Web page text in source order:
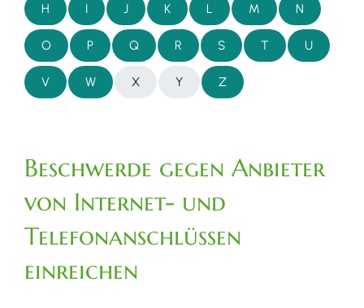
H I J K L M N
O P Q R S T U
V W X Y Z
Beschwerde gegen Anbieter
von Internet- und
Telefonanschlüssen
einreichen